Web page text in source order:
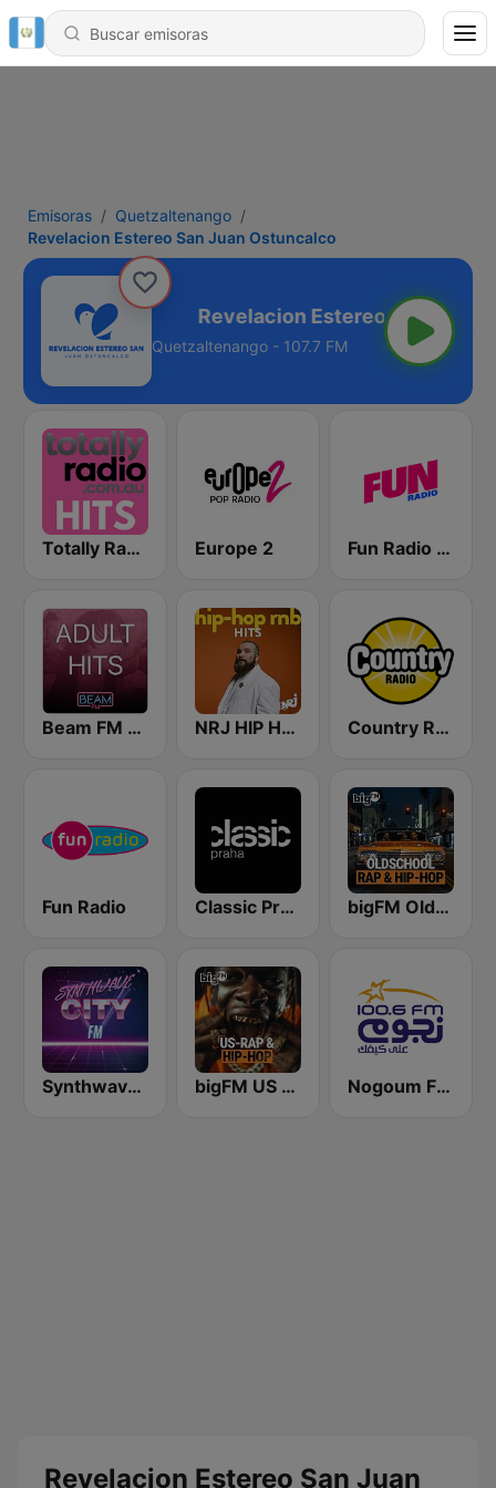
Emisoras
Quetzaltenango
Revelacion Estereo San Juan Ostuncalco
Ostuncalco
Quetzaltenango - 107.7 FM
Totally Radio Hits Europe 2 Fun Radio FRANCE
Beam FM - Adult Hits NRJ HIP HOP RNB HITS Country Radio
Fun Radio Classic Praha bigFM Oldschool Rap & Hip-Hop
Synthwave City FM bigFM US Rap & Hip-Hop Nogoum FM 100.6 (نجوم فم)
Revelacion Estereo San Juan